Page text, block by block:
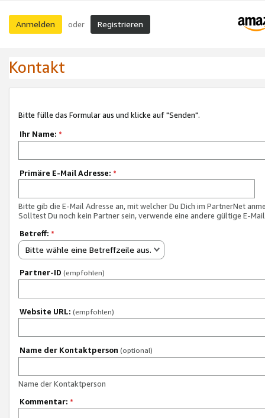
Anmelden oder Registrieren
Kontakt
Bitte fülle das Formular aus und klicke auf "Senden".
Ihr Name: *
Primäre E-Mail Adresse: *
Bitte gib die E-Mail Adresse an, mit welcher Du Dich im PartnerNet
Solltest Du noch kein Partner sein, verwende eine andere gültige E-
Betreff: *
Bitte wähle eine Betreffzeile aus.
Partner-ID (empfohlen)
Website URL: (empfohlen)
Name der Kontaktperson (optional)
Name der Kontaktperson
Kommentar: *